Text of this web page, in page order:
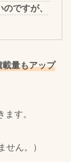
ですが、
載量もアップ
ます。
せん。）